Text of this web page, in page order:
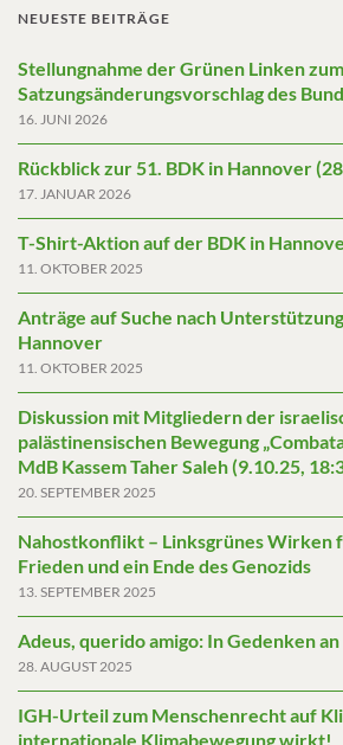
NEUESTE BEITRÄGE
Stellungnahme der Grünen Linken zum
Satzungsänderungsvorschlag des
16. JUNI 2026
Rückblick zur 51. BDK in Hannover
17. JANUAR 2026
T-Shirt-Aktion auf der BDK in
11. OKTOBER 2025
Anträge auf Suche nach
Hannover
11. OKTOBER 2025
Diskussion mit Mitgliedern der
palästinensischen Bewegung
MdB Kassem Taher Saleh (9.10.25,
20. SEPTEMBER 2025
Nahostkonflikt – Linksgrünes Wirken
Frieden und ein Ende des Genozids
13. SEPTEMBER 2025
Adeus, querido amigo: In Gedenken
28. AUGUST 2025
IGH-Urteil zum Menschenrecht auf
internationale Klimabewegung wirkt!